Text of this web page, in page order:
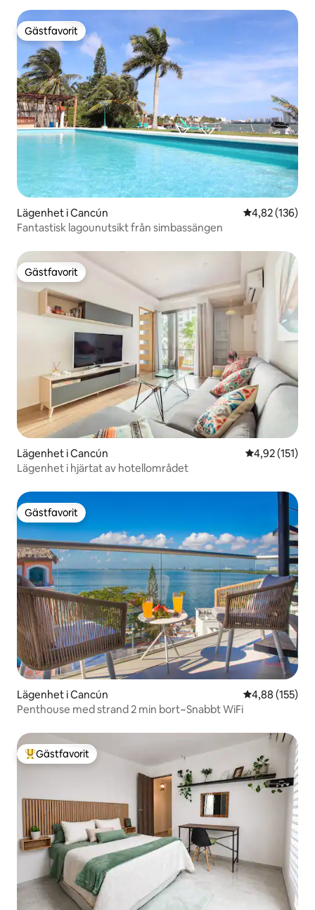
Gästfavorit
Gästfavorit
Lägenhet i Cancún 4,82 av 5 i
4,82 (136)
Fantastisk lagounutsikt från simbassängen
Gästfavorit
Gästfavorit
Lägenhet i Cancún 4,92 av 5 i
4,92 (151)
Lägenhet i hjärtat av hotellområdet
Gästfavorit
Gästfavorit
Lägenhet i Cancún 4,88 av 5 i
4,88 (155)
Penthouse med strand 2 min bort~Snabbt WiFi
Populär gästfavorit
Gästfavorit